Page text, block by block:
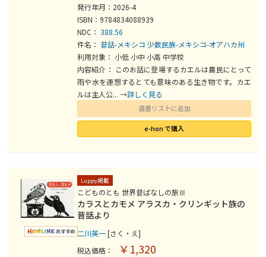
発行年月：2026-4
ISBN：9784834088939
NDC： 388.56
件名： 昔話-メキシコ 少数民族-メキシコ-オアハカ州
利用対象： 小低 小中 小高 中学校
内容紹介： このお話に登場するカエルは農民にとって
雨や水を連想するとても意味のある生き物です。カエ
ルは主人公... →詳しく見る
選書リストに追加
e-hon で購入
Luppy掲載
こどものとも 世界昔ばなしの旅Ⅲ
カラスとカモメ アラスカ・クリンギット族の
昔話より
二川英一[さく・え]
税込価格：
￥1,320